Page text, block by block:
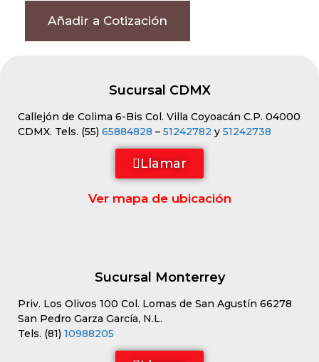
Añadir a Cotización
Sucursal CDMX
Callejón de Colima 6-Bis Col. Villa Coyoacán C.P. 04000
CDMX. Tels. (55) 65884828 – 51242782 y 51242738
Llamar
Ver mapa de ubicación
Sucursal Monterrey
Priv. Los Olivos 100 Col. Lomas de San Agustín 66278
San Pedro Garza García, N.L.
Tels. (81) 10988205